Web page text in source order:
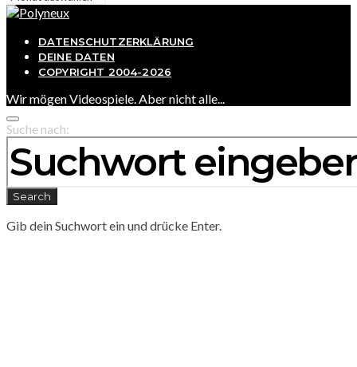
DATENSCHUTZERKLÄRUNG
DEINE DATEN
COPYRIGHT 2004-2026
Wir mögen Videospiele. Aber nicht alle...
Suche nach:
Search
Gib dein Suchwort ein und drücke Enter.